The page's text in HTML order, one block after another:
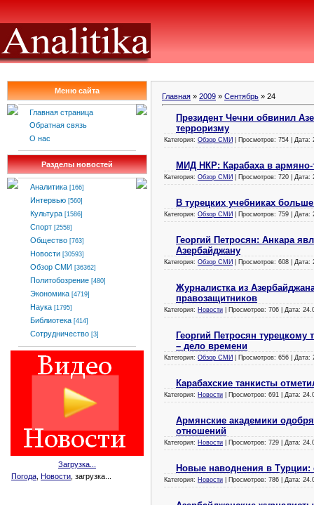
Меню сайта
Главная страница
Обратная связь
О нас
Разделы новостей
Аналитика [166]
Интервью [560]
Культура [1586]
Спорт [2558]
Общество [763]
Новости [30593]
Обзор СМИ [36362]
Политобозрение [480]
Экономика [4719]
Наука [1795]
Библиотека [414]
Сотрудничество [3]
Загрузка...
Погода Новости , загрузка...
Главная » 2009 » Сентябрь » 24
Президент Чечни обвинил
терроризму
Категория: Обзор СМИ | Просмотров: 754 | Дата:
МИД НКР: Карабаха в армяно-
Категория: Обзор СМИ | Просмотров: 720 | Дата:
В турецких учебниках
Категория: Обзор СМИ | Просмотров: 759 | Дата:
Георгий Петросян: Анкара
Азербайджану
Категория: Обзор СМИ | Просмотров: 608 | Дата:
Журналистка из
правозащитников
Категория: Новости | Просмотров: 706 | Дата:
Георгий Петросян турецкому
– дело времени
Категория: Обзор СМИ | Просмотров: 656 | Дата:
Карабахские танкисты
Категория: Новости | Просмотров: 691 | Дата:
Армянские академики
отношений
Категория: Новости | Просмотров: 729 | Дата:
Новые наводнения в Турции:
Категория: Новости | Просмотров: 786 | Дата: